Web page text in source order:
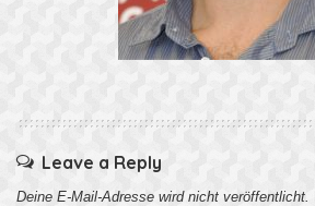
Leave a Reply
Deine E-Mail-Adresse wird nicht veröffentlicht.